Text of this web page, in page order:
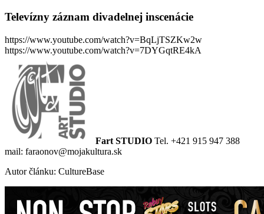
Televízny záznam divadelnej inscenácie
https://www.youtube.com/watch?v=BqLjTSZKw2w
https://www.youtube.com/watch?v=7DYGqtRE4kA
Fart STUDIO Tel. +421 915 947 388
mail: faraonov@mojakultura.sk
Autor článku: CultureBase